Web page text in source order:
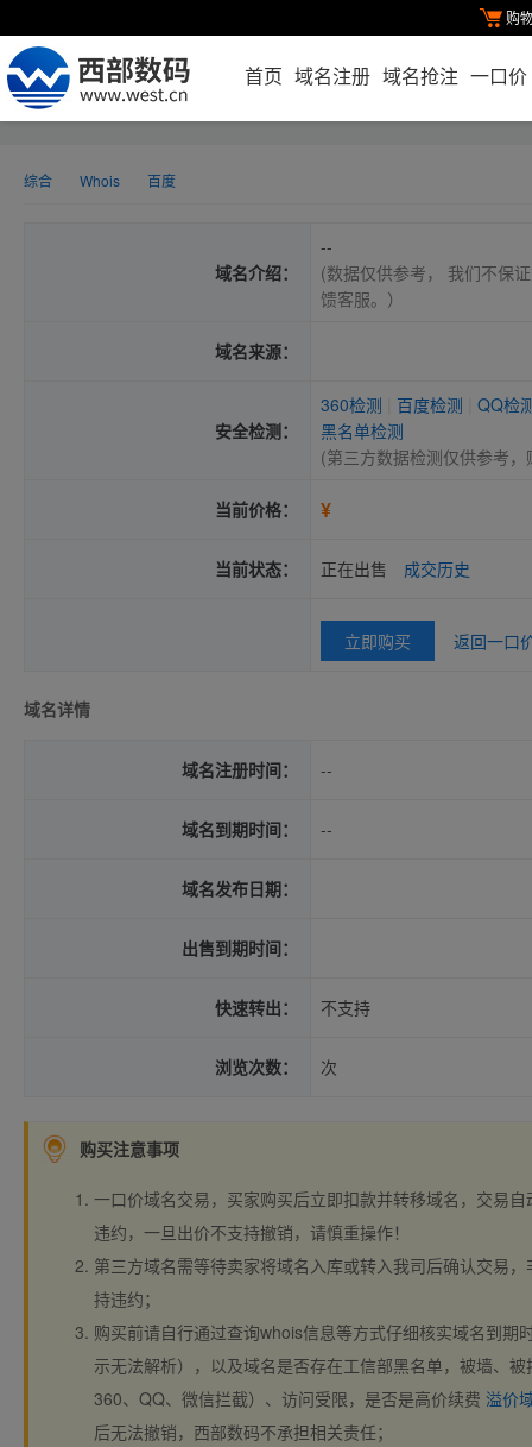
购
首页 域名注册 域名抢注 一口价
综合 Whois 百度
域名介绍：
--
(数据仅供参考， 我们不保
馈客服。）
域名来源：
安全检测：
360检测 百度检测
QQ检
黑名单检测
(第三方数据检测仅供参考
当前价格： ¥
当前状态： 正在出售 成交历史
立即购买 返回一口
域名详情
域名注册时间： --
域名到期时间： --
域名发布日期：
出售到期时间：
快速转出： 不支持
浏览次数： 次
购买注意事项
一口价域名交易，买家购买后立即扣款并转移域名，交易
违约，一旦出价不支持撤销，请慎重操作！
第三方域名需等待卖家将域名入库或转入我司后确认交易
持违约；
购买前请自行通过查询whois信息等方式仔细核实域名到期
示无法解析），以及域名是否存在工信部黑名单，被墙、
360、QQ、微信拦截）、访问受限，是否是高价续费 溢价
后无法撤销，西部数码不承担相关责任；